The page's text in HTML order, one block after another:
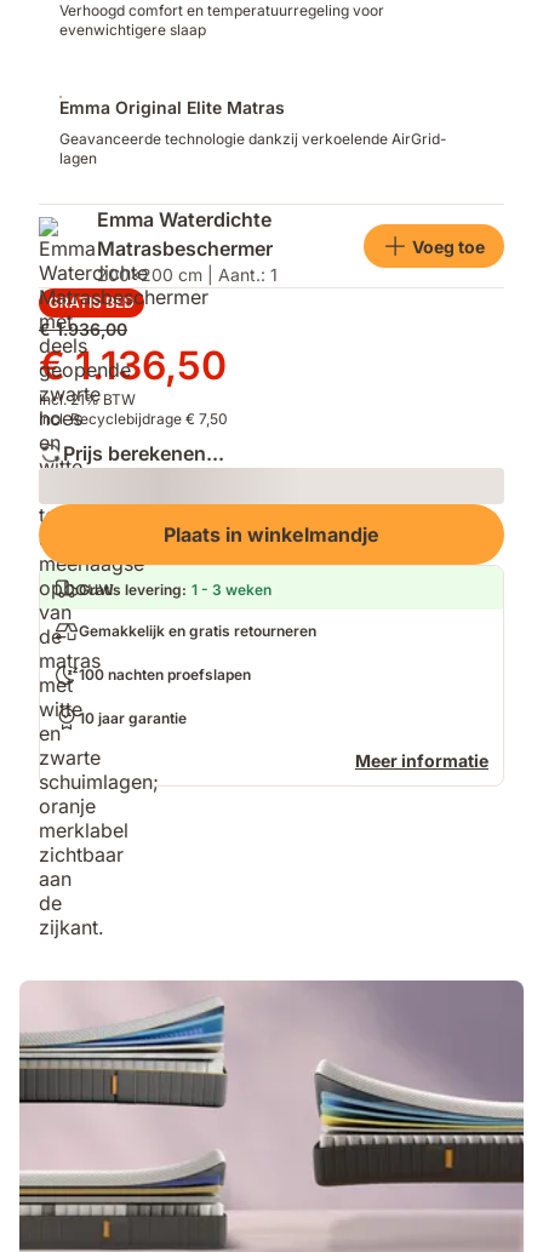
Verhoogd comfort en temperatuurregeling voor
evenwichtigere slaap
Emma Original Elite Matras
Geavanceerde technologie dankzij verkoelende AirGrid-
lagen
Emma Waterdichte
Matrasbeschermer
200x200 cm | Aant.: 1
Voeg toe
GRATIS BED
Oorspronkelijke
prijs
€ 1.936,00
€ 1.936,00
Prijs
€ 1.136,50
€ 1.136,50
Incl. 21% BTW
Incl. Recyclebijdrage € 7,50
Prijs berekenen...
Loading
Plaats in winkelmandje
Gratis levering: 1 - 3 weken
Gemakkelijk en gratis retourneren
100 nachten proefslapen
10 jaar garantie
Meer informatie